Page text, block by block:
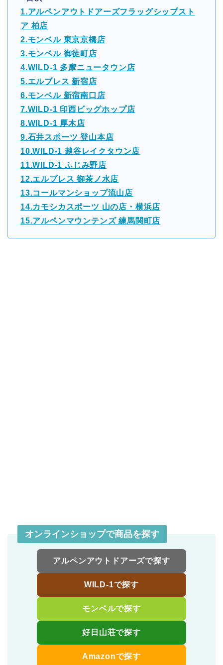
1.アルペンアウトドアーズフラッグシップスト
ア 柏店
2.モンベル 東京京橋店
3.モンベル 御徒町店
4.WILD-1 多摩ニュータウン店
5.エルブレス 新宿店
6.モンベル 新宿南口店
7.WILD-1 印西ビッグホップ店
8.WILD-1 厚木店
9.石井スポーツ 登山本店
10.WILD-1 越谷レイクタウン店
11.WILD-1 ふじみ野店
12.エルブレス 御茶ノ水店
13.コールマンショップ流山店
14.カモシカスポーツ 山の店・横浜店
15.アルペンマウンテンズ 練馬関町店
オンラインショップで商品を探す
アルペンアウトドアーズで探す
WILD-1で探す
モンベルで探す
好日山荘で探す
Amazonで探す